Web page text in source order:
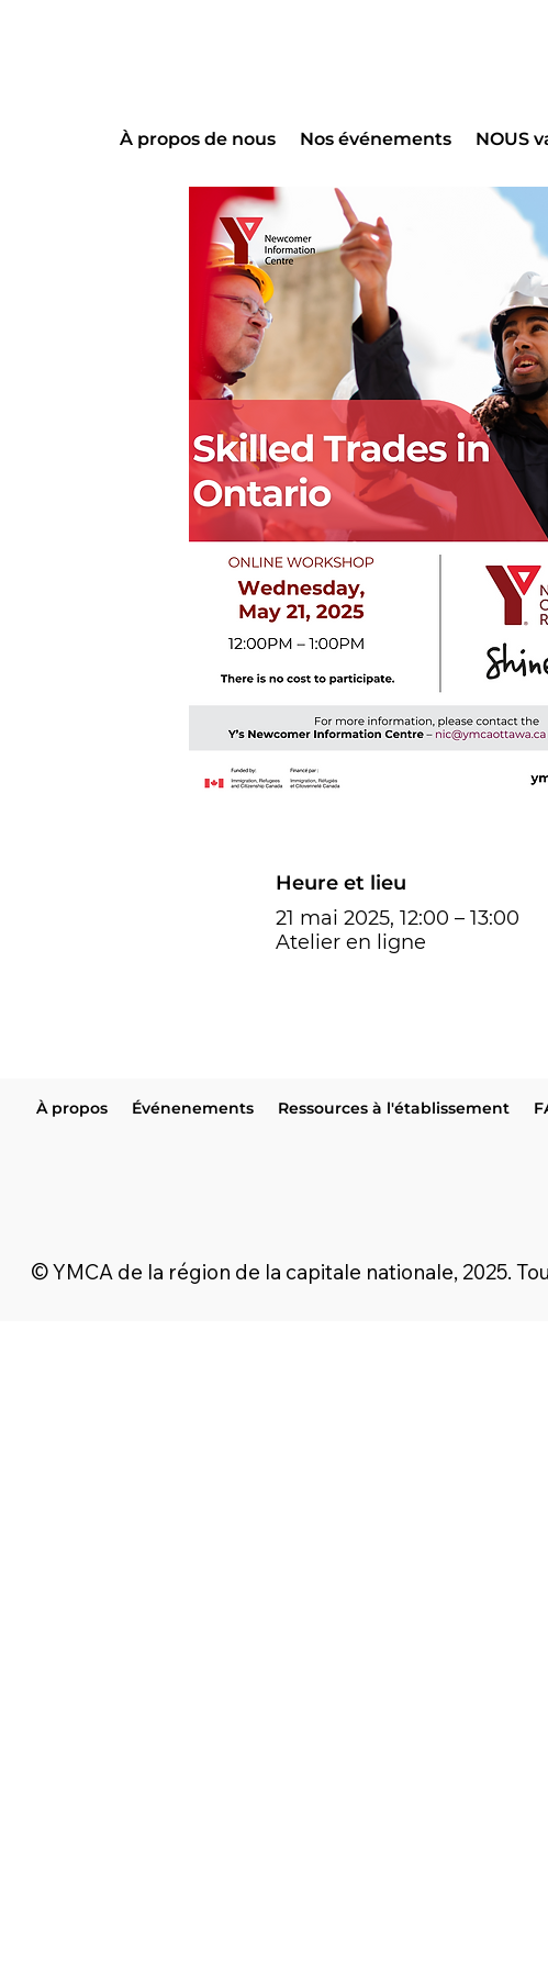
À propos de nous Nos événements NOUS
Heure et lieu
21 mai 2025, 12:00 – 13:00
Atelier en ligne
À propos Événenements Ressources à l'établissement
© YMCA de la région de la capitale nationale, 2025.